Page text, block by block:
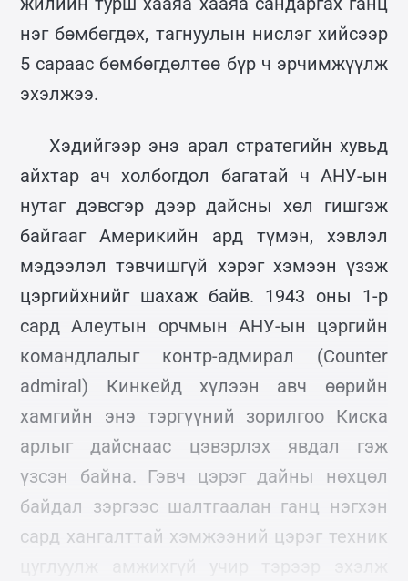
нэг бөмбөгдөх, тагнуулын нислэг хийсээр
5 сараас бөмбөгдөлтөө бүр ч эрчимжүүлж
эхэлжээ.
Хэдийгээр энэ арал стратегийн хувьд
айхтар ач холбогдол багатай ч АНУ-ын
нутаг дэвсгэр дээр дайсны хөл гишгэж
байгааг Америкийн ард түмэн, хэвлэл
мэдээлэл тэвчишгүй хэрэг хэмээн үзэж
цэргийхнийг шахаж байв. 1943 оны 1-р
сард Алеутын орчмын АНУ-ын цэргийн
командлалыг контр-адмирал (Counter
admiral) Кинкейд хүлээн авч өөрийн
хамгийн энэ тэргүүний зорилгоо Киска
арлыг дайснаас цэвэрлэх явдал гэж
үзсэн байна. Гэвч цэрэг дайны нөхцөл
байдал зэргээс шалтгаалан ганц нэгхэн
сард хангалттай хэмжээний цэрэг техник